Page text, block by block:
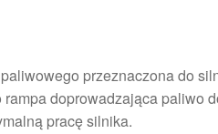
przeznaczona do
rampa doprowadzająca paliwo
pracę silnika.